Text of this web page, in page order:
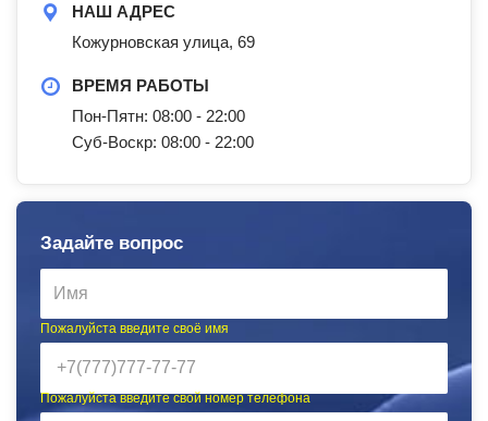
НАШ АДРЕС
Кожурновская улица, 69
ВРЕМЯ РАБОТЫ
Пон-Пятн: 08:00 - 22:00
Суб-Воскр: 08:00 - 22:00
Задайте вопрос
Пожалуйста введите своё имя
Пожалуйста введите свой номер телефона